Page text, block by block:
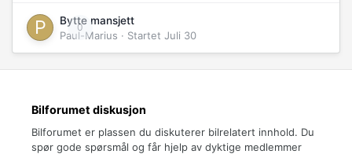
0
Bytte mansjett
Paul-Marius · Startet Juli 30
Bilforumet diskusjon
Bilforumet er plassen du diskuterer bilrelatert innhold. Du
spør gode spørsmål og får hjelp av dyktige medlemmer